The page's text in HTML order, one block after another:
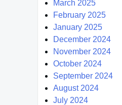
March 2025
February 2025
January 2025
December 2024
November 2024
October 2024
September 2024
August 2024
July 2024